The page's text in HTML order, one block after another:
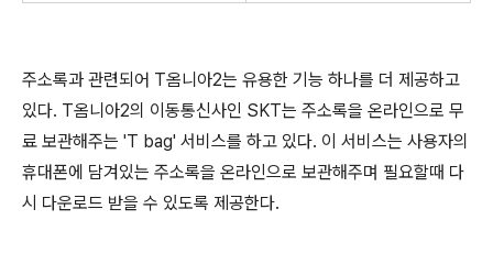
주소록과 관련되어 T옴니아2는 유용한 기능 하나를 더 제공하고
있다. T옴니아2의 이동통신사인 SKT는 주소록을 온라인으로 무
료 보관해주는 'T bag' 서비스를 하고 있다. 이 서비스는 사용자의
휴대폰에 담겨있는 주소록을 온라인으로 보관해주며 필요할때 다
시 다운로드 받을 수 있도록 제공한다.